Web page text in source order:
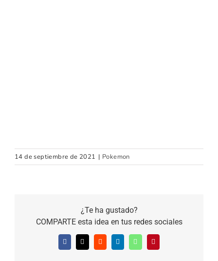
14 de septiembre de 2021 | Pokemon
¿Te ha gustado?
COMPARTE esta idea en tus redes sociales
Facebook
X RedditLinkedInWhatsAppPinterest